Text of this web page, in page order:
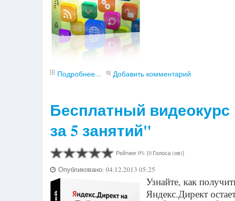
Подробнее... Добавить комментарий
Бесплатный
за 5 занятий"
Рейтинг 0% [0 Голоса (ов)]
Опубликовано: 04.12.2013 05:25
Узнайте, как
Яндекс.Директ